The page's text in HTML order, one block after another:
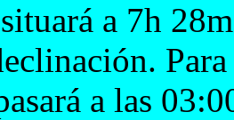
a 7h
a las